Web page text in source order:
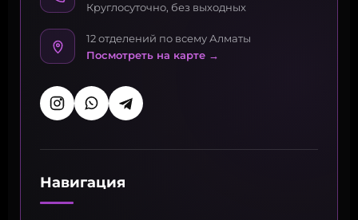
Круглосуточно, без выходных
12 отделений по всему Алматы
Посмотреть на карте →
Навигация